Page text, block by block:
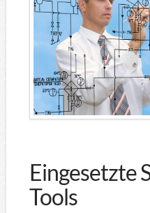
Eingesetzte
Tools